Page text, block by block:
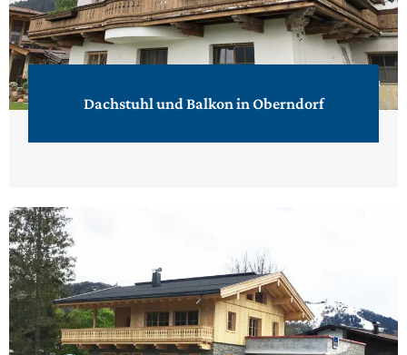
Dachstuhl und Balkon in Oberndorf